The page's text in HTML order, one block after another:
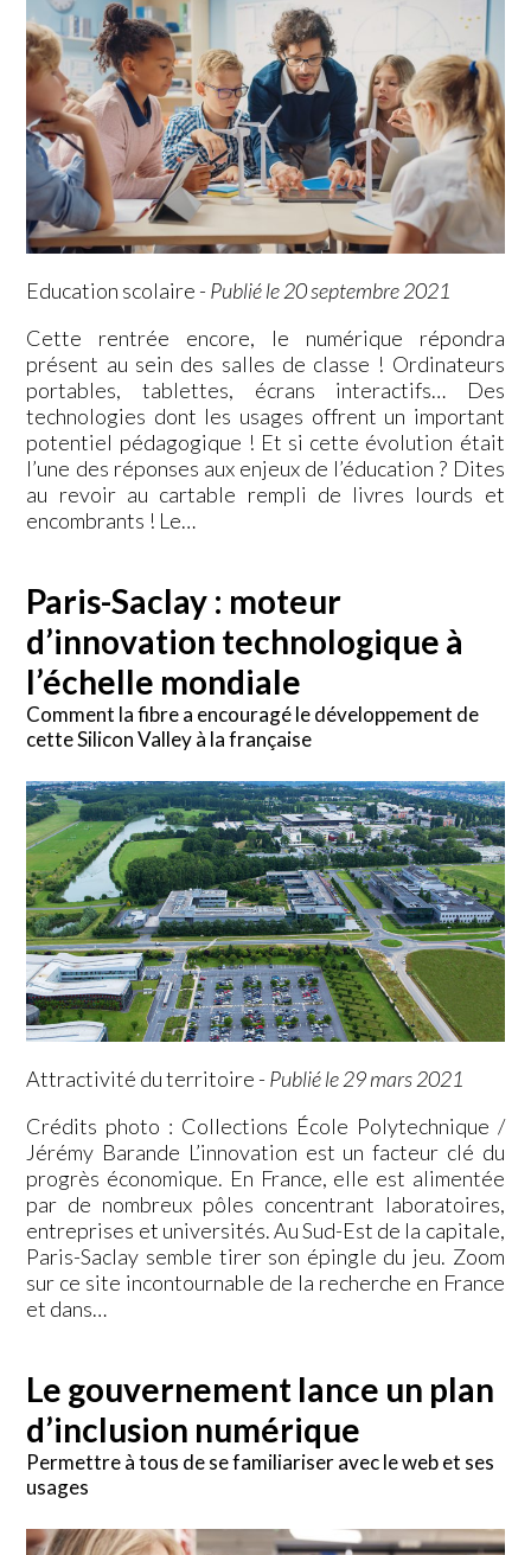
Education scolaire - Publié le 20 septembre 2021
Cette rentrée encore, le numérique répondra
présent au sein des salles de classe ! Ordinateurs
portables, tablettes, écrans interactifs… Des
technologies dont les usages offrent un important
potentiel pédagogique ! Et si cette évolution était
l’une des réponses aux enjeux de l’éducation ? Dites
au revoir au cartable rempli de livres lourds et
encombrants ! Le…
Paris-Saclay : moteur
d’innovation technologique à
l’échelle mondiale
Comment la fibre a encouragé le développement de
cette Silicon Valley à la française
Attractivité du territoire - Publié le 29 mars 2021
Crédits photo : Collections École Polytechnique /
Jérémy Barande L’innovation est un facteur clé du
progrès économique. En France, elle est alimentée
par de nombreux pôles concentrant laboratoires,
entreprises et universités. Au Sud-Est de la capitale,
Paris-Saclay semble tirer son épingle du jeu. Zoom
sur ce site incontournable de la recherche en France
et dans…
Le gouvernement lance un plan
d’inclusion numérique
Permettre à tous de se familiariser avec le web et ses
usages